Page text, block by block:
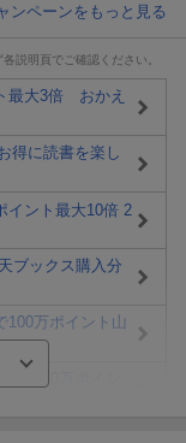
ンペーンをもっと見る
説明頁でご確認ください。
最大3倍 おかえ
得に読書を楽し
イント最大10倍 2
ブックス購入分
100万ポイント山